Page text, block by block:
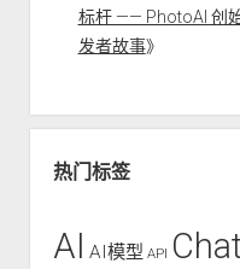
标杆 —— PhotoAI 创
发者故事》
热门标签
AI AI模型 API